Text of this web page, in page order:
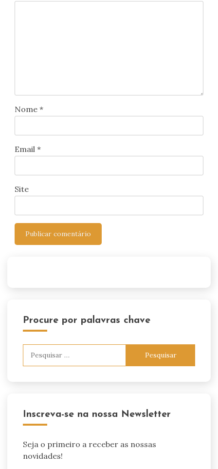
Nome *
Email *
Site
Procure por palavras chave
Inscreva-se na nossa Newsletter
Seja o primeiro a receber as nossas
novidades!